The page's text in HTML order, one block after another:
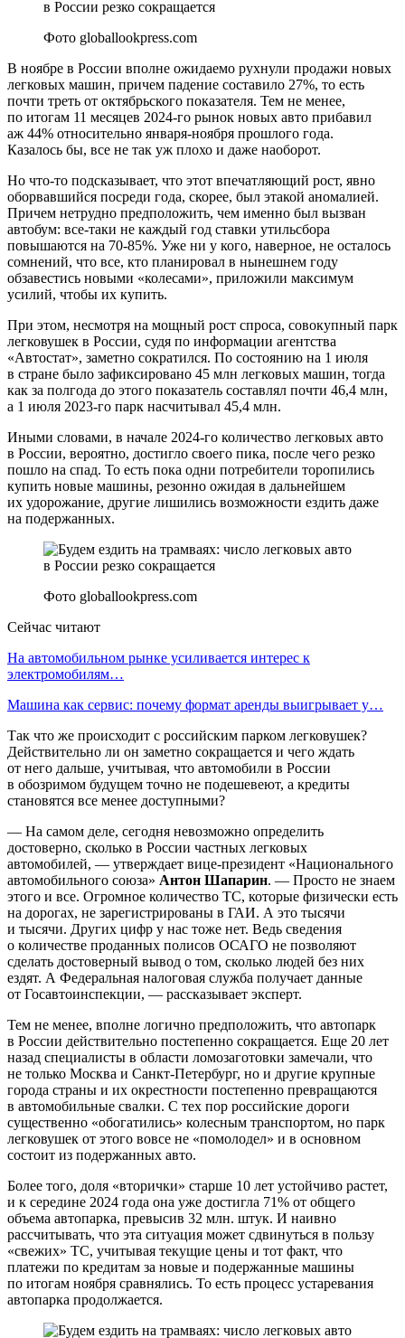
Фото globallookpress.com
В ноябре в России вполне ожидаемо рухнули продажи новых
легковых машин, причем падение составило 27%, то есть
почти треть от октябрьского показателя. Тем не менее,
по итогам 11 месяцев 2024-го рынок новых авто прибавил
аж 44% относительно января-ноября прошлого года.
Казалось бы, все не так уж плохо и даже наоборот.
Но что-то подсказывает, что этот впечатляющий рост, явно
оборвавшийся посреди года, скорее, был этакой аномалией.
Причем нетрудно предположить, чем именно был вызван
автобум: все-таки не каждый год ставки утильсбора
повышаются на 70-85%. Уже ни у кого, наверное, не осталось
сомнений, что все, кто планировал в нынешнем году
обзавестись новыми «колесами», приложили максимум
усилий, чтобы их купить.
При этом, несмотря на мощный рост спроса, совокупный парк
легковушек в России, судя по информации агентства
«Автостат», заметно сократился. По состоянию на 1 июля
в стране было зафиксировано 45 млн легковых машин, тогда
как за полгода до этого показатель составлял почти 46,4 млн,
а 1 июля 2023-го парк насчитывал 45,4 млн.
Иными словами, в начале 2024-го количество легковых авто
в России, вероятно, достигло своего пика, после чего резко
пошло на спад. То есть пока одни потребители торопились
купить новые машины, резонно ожидая в дальнейшем
их удорожание, другие лишились возможности ездить даже
на подержанных.
Фото globallookpress.com
Сейчас читают
На автомобильном рынке усиливается интерес к
электромобилям…
Машина как сервис: почему формат аренды выигрывает у…
Так что же происходит с российским парком легковушек?
Действительно ли он заметно сокращается и чего ждать
от него дальше, учитывая, что автомобили в России
в обозримом будущем точно не подешевеют, а кредиты
становятся все менее доступными?
— На самом деле, сегодня невозможно определить
достоверно, сколько в России частных легковых
автомобилей, — утверждает вице-президент «Национального
автомобильного союза» Антон Шапарин. — Просто не знаем
этого и все. Огромное количество ТС, которые физически есть
на дорогах, не зарегистрированы в ГАИ. А это тысячи
и тысячи. Других цифр у нас тоже нет. Ведь сведения
о количестве проданных полисов ОСАГО не позволяют
сделать достоверный вывод о том, сколько людей без них
ездят. А Федеральная налоговая служба получает данные
от Госавтоинспекции, — рассказывает эксперт.
Тем не менее, вполне логично предположить, что автопарк
в России действительно постепенно сокращается. Еще 20 лет
назад специалисты в области ломозаготовки замечали, что
не только Москва и Санкт-Петербург, но и другие крупные
города страны и их окрестности постепенно превращаются
в автомобильные свалки. С тех пор российские дороги
существенно «обогатились» колесным транспортом, но парк
легковушек от этого вовсе не «помолодел» и в основном
состоит из подержанных авто.
Более того, доля «вторички» старше 10 лет устойчиво растет,
и к середине 2024 года она уже достигла 71% от общего
объема автопарка, превысив 32 млн. штук. И наивно
рассчитывать, что эта ситуация может сдвинуться в пользу
«свежих» ТС, учитывая текущие цены и тот факт, что
платежи по кредитам за новые и подержанные машины
по итогам ноября сравнялись. То есть процесс устаревания
автопарка продолжается.